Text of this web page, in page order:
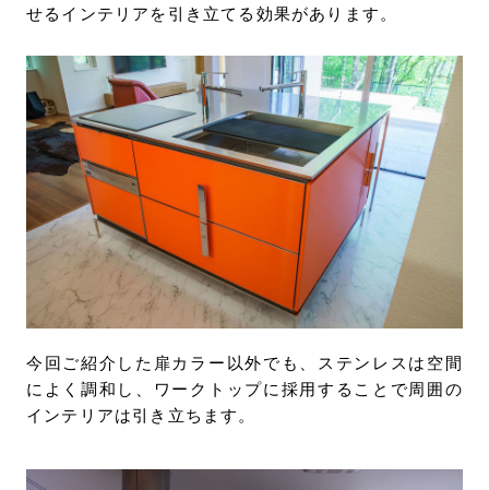
せるインテリアを引き立てる効果があります。
今回ご紹介した扉カラー以外でも、ステンレスは空間
によく調和し、ワークトップに採用することで周囲の
インテリアは引き立ちます。